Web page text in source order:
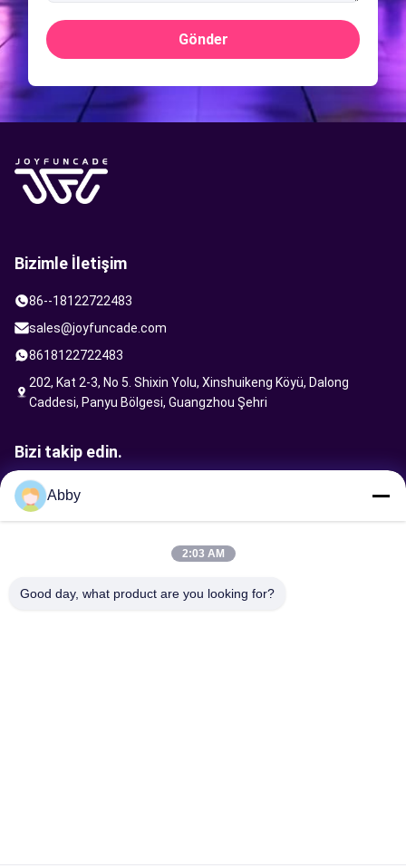
Gönder
Bizimle İletişim
86--18122722483
sales@joyfuncade.com
8618122722483
202, Kat 2-3, No 5. Shixin Yolu, Xinshuikeng Köyü, Dalong
Caddesi, Panyu Bölgesi, Guangzhou Şehri
Bizi takip edin.
Abby
2:03 AM
Good day, what product are you looking for?